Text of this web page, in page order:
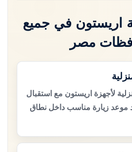
اريستون في جميع
مصر
لأجهزة اريستون مع استقبال
موعد زيارة مناسب داخل نطاق